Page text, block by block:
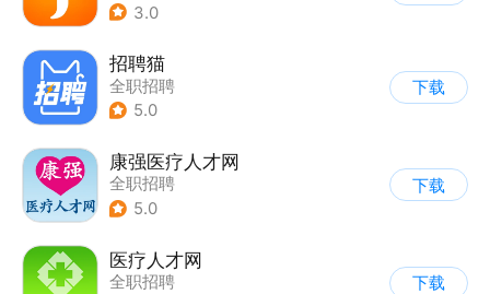
3.0
招聘猫
全职招聘
5.0
下载
康强医疗人才网
全职招聘
5.0
下载
医疗人才网
全职招聘
下载